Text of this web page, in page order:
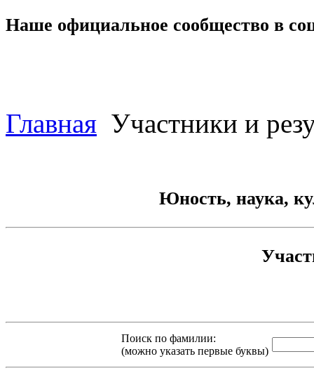
Наше официальное сообщество в
Главная Участники и
Юность, наука,
Поиск по фамилии:
(можно указать первые буквы)